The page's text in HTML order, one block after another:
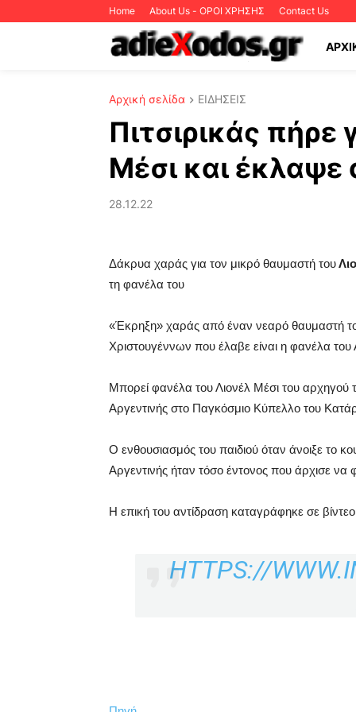
Home About Us - ΟΡΟΙ ΧΡΗΣΗΣ Contact Us
Αρχική σελίδα ΕΙΔΗΣΕΙΣ
Πιτσιρικάς
Μέσι και
28.12.22
Δάκρυα χαράς για τον μικρό θαυμαστή του
τη φανέλα του
«Έκρηξη» χαράς από έναν νεαρό θαυμαστή
Χριστουγέννων που έλαβε είναι η φανέλα του
Μπορεί φανέλα του Λιονέλ Μέσι του αρχηγού
Αργεντινής στο Παγκόσμιο Κύπελλο του
Ο ενθουσιασμός του παιδιού όταν άνοιξε το
Αργεντινής ήταν τόσο έντονος που άρχισε να
Η επική του αντίδραση καταγράφηκε σε
HTTPS://